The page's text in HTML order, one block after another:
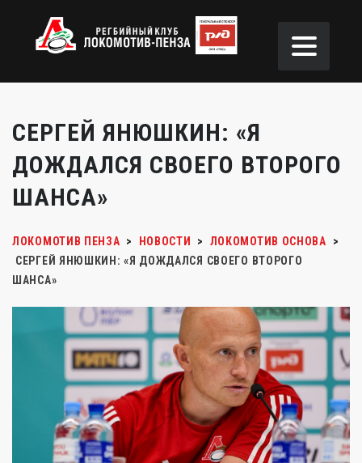
СЕРГЕЙ ЯНЮШКИН: «Я
ДОЖДАЛСЯ СВОЕГО ВТОРОГО
ШАНСА»
ЛОКОМОТИВ ПЕНЗА > НОВОСТИ > ЛОКОМОТИВ ОСНОВА
>
СЕРГЕЙ ЯНЮШКИН: «Я ДОЖДАЛСЯ СВОЕГО ВТОРОГО
ШАНСА»